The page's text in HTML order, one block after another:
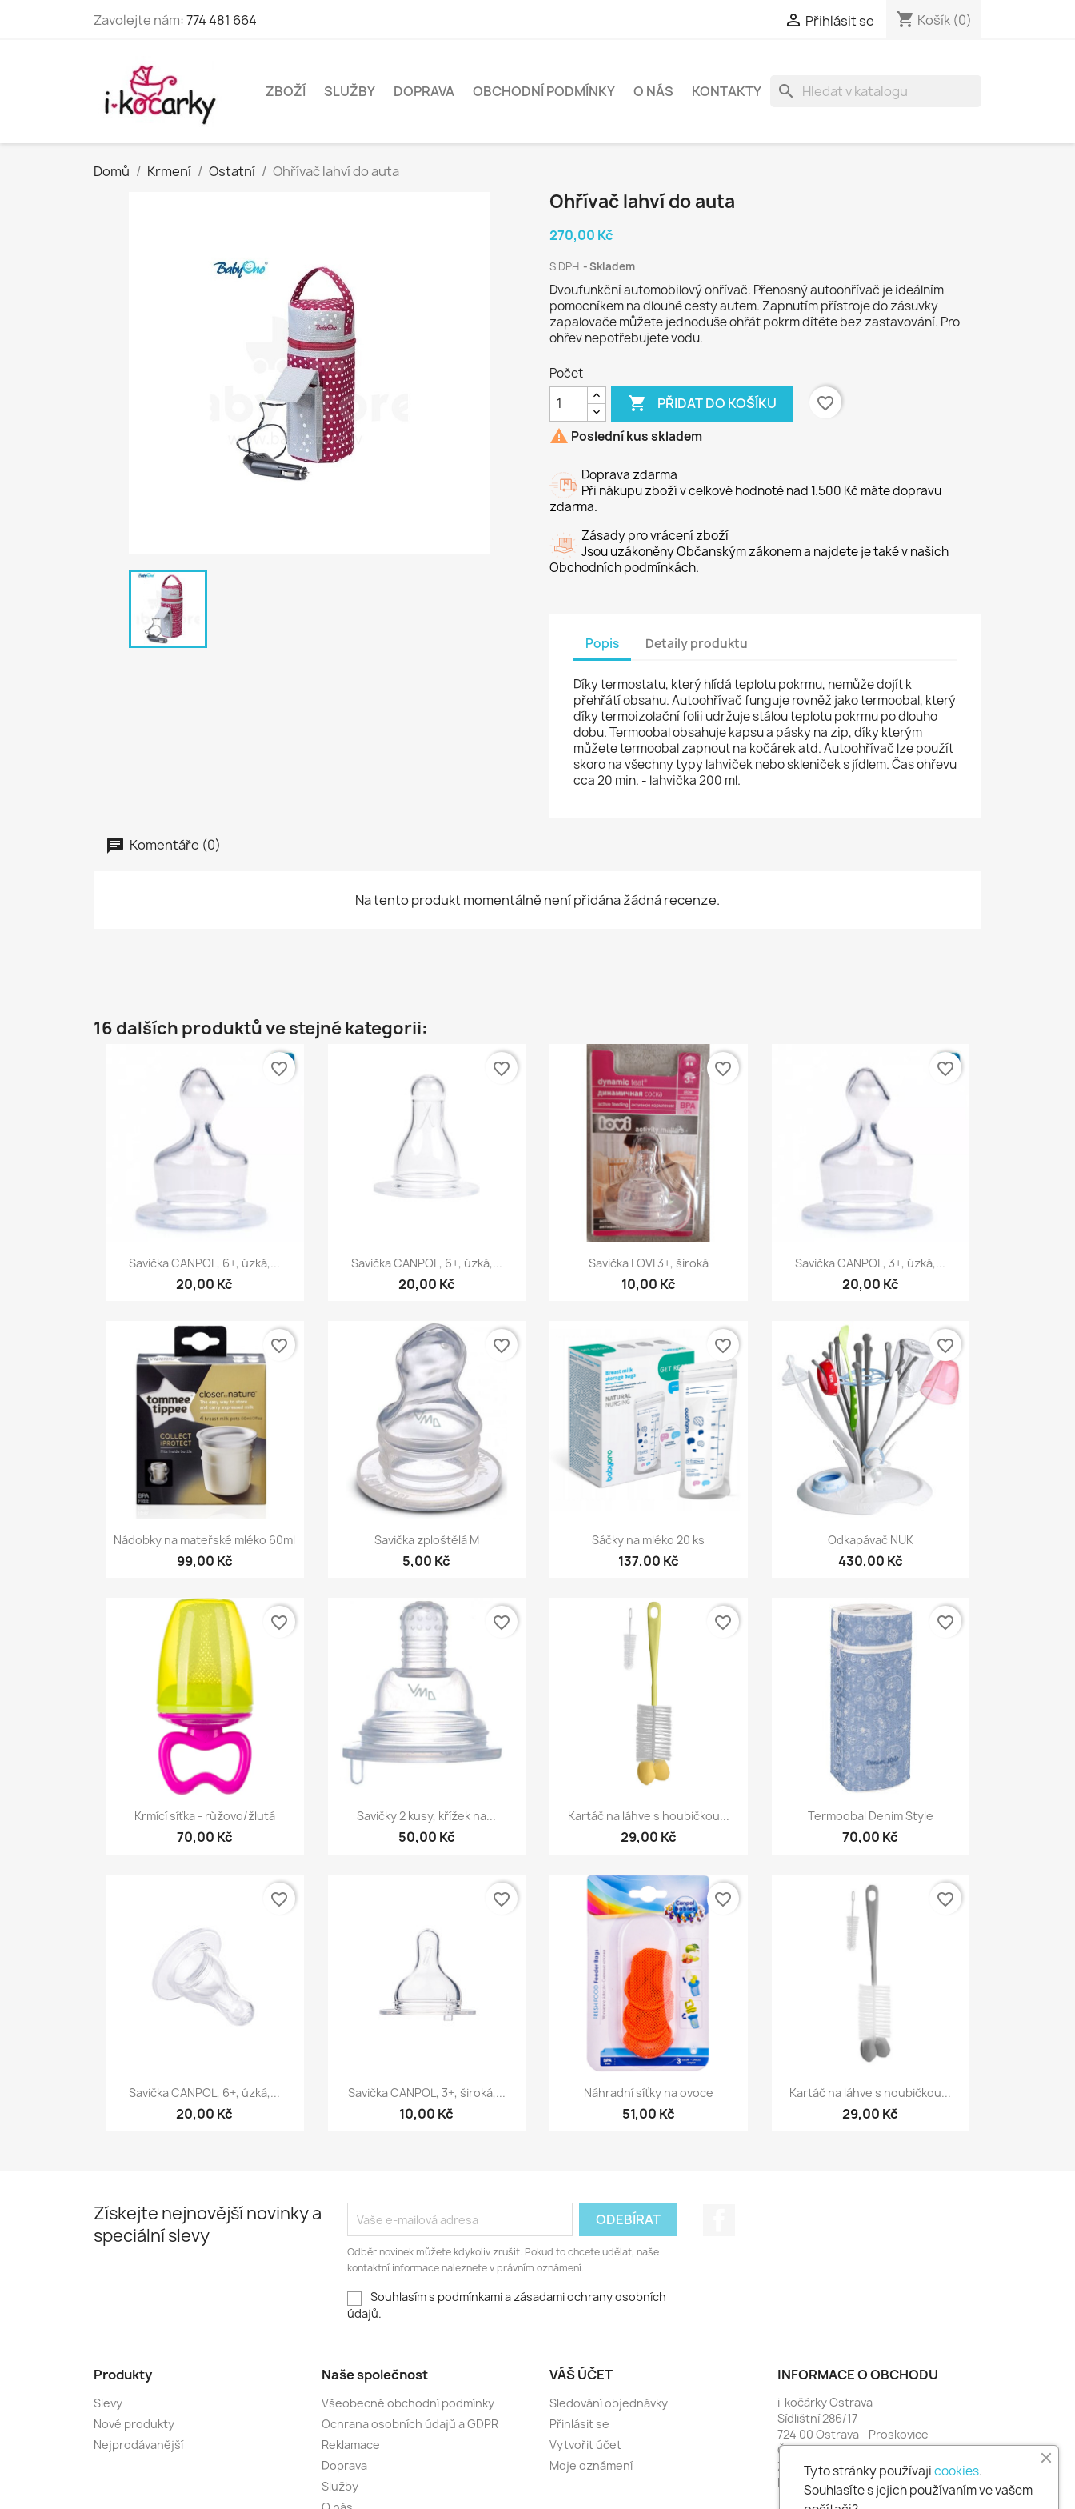
Zavolejte nám:774 481 664  Přihlásit se shopping_cart Košík (0)
ZBOŽÍ SLUŽBY DOPRAVA OBCHODNÍ PODMÍNKY O NÁS KONTAKTY search
Domů Krmení Ostatní Ohřívač lahví do auta
Ohřívač lahví do auta
270,00 Kč
S DPH Skladem
Dvoufunkční automobilový ohřívač. Přenosný autoohřívač je ideálním
pomocníkem na dlouhé cesty autem. Zapnutím přístroje do zásuvky
zapalovače můžete jednoduše ohřát pokrm dítěte bez zastavování. Pro
ohřev nepotřebujete vodu.
Počet
 PŘIDAT DO KOŠÍKU
favorite_border
 Poslední kus skladem
Doprava zdarma
Při nákupu zboží v celkové hodnotě nad 1.500 Kč máte dopravu
zdarma.
Zásady pro vrácení zboží
Jsou uzákoněny Občanským zákonem a najdete je také v našich
Obchodních podmínkách.
Popis Detaily produktu
Díky termostatu, který hlídá teplotu pokrmu, nemůže dojít k
přehřátí obsahu. Autoohřívač funguje rovněž jakotermoobal, který
díky termoizolační folii udržuje stálou teplotu pokrmu po dlouho
dobu. Termoobal obsahuje kapsu a pásky na zip, díky kterým
můžete termoobal zapnout na kočárek atd. Autoohřívač lze použít
skoro na všechny typy lahviček nebo skleniček s jídlem. Čas ohřevu
cca 20 min. - lahvička 200 ml.
Komentáře (0)
Na tento produkt momentálně není přidána žádná recenze.
16 dalších produktů ve stejné kategorii:
Rychlý náhled
Savička CANPOL, 6+, úzká,...
20,00 Kč
favorite_border
Rychlý náhled
Savička CANPOL, 6+, úzká,...
20,00 Kč
favorite_border
Rychlý náhled
Savička LOVI 3+, široká
10,00 Kč
favorite_border
Rychlý náhled
Savička CANPOL, 3+, úzká,...
20,00 Kč
favorite_border
Rychlý náhled
Nádobky na mateřské mléko 60ml
99,00 Kč
favorite_border
Rychlý náhled
Savička zploštělá M
5,00 Kč
favorite_border
Rychlý náhled
Sáčky na mléko 20 ks
137,00 Kč
favorite_border
Rychlý náhled
Odkapávač NUK
430,00 Kč
favorite_border
Rychlý náhled
Krmící síťka - růžovo/žlutá
70,00 Kč
favorite_border
Rychlý náhled
Savičky 2 kusy, křížek na...
50,00 Kč
favorite_border
Rychlý náhled
Kartáč na láhve s houbičkou...
29,00 Kč
favorite_border
Rychlý náhled
Termoobal Denim Style
70,00 Kč
favorite_border
Rychlý náhled
Savička CANPOL, 6+, úzká,...
20,00 Kč
favorite_border
Rychlý náhled
Savička CANPOL, 3+, široká,...
10,00 Kč
favorite_border
Rychlý náhled
Náhradní síťky na ovoce
51,00 Kč
favorite_border
Rychlý náhled
Kartáč na láhve s houbičkou...
29,00 Kč
favorite_border
Získejte nejnovější novinky a
speciální slevy
Odběr novinek můžete kdykoliv zrušit. Pokud to chcete udělat, naše
kontaktní informace naleznete v právním oznámení.
Souhlasím s podmínkami a zásadami ochrany osobních
údajů.
Produkty
Slevy
Nové produkty
Nejprodávanější
Naše společnost
Všeobecné obchodní podmínky
Ochrana osobních údajů a GDPR
Reklamace
Doprava
Služby
VÁŠ ÚČET
Sledování objednávky
Přihlásit se
Vytvořit účet
Moje oznámení
INFORMACE O OBCHODU
i-kočárky Ostrava
Sídlištní 286/17
724 00 Ostrava - Proskovice
Česko
Zavolejte nám:774 481 664
Napište nám:i-kocarky@seznam.cz
Tyto stránky používajicookies.
Souhlasíte s jejich používaním ve vašem